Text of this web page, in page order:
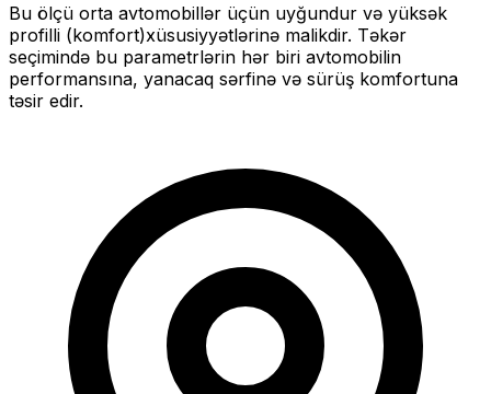
Bu ölçü orta avtomobillər üçün uyğundur və yüksək
profilli (komfort)xüsusiyyətlərinə malikdir. Təkər
seçimində bu parametrlərin hər biri avtomobilin
performansına, yanacaq sərfinə və sürüş komfortuna
təsir edir.